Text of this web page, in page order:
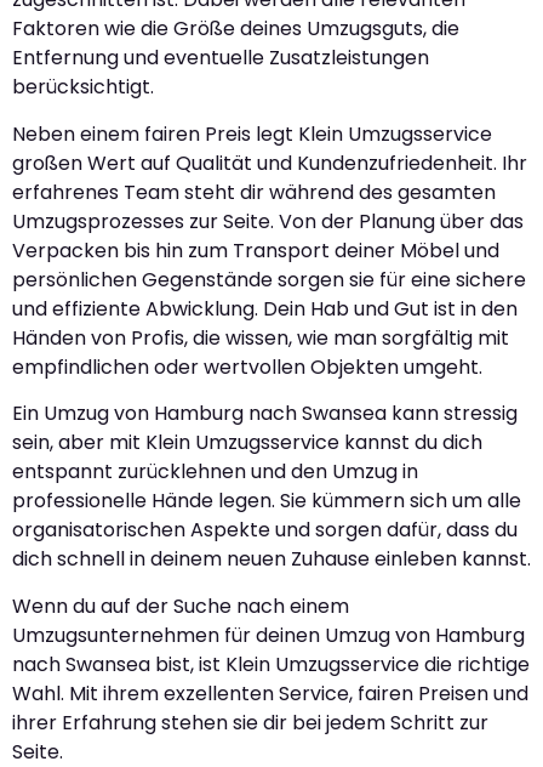
Faktoren wie die Größe deines Umzugsguts, die
Entfernung und eventuelle Zusatzleistungen
berücksichtigt.
Neben einem fairen Preis legt Klein Umzugsservice
großen Wert auf Qualität und Kundenzufriedenheit. Ihr
erfahrenes Team steht dir während des gesamten
Umzugsprozesses zur Seite. Von der Planung über das
Verpacken bis hin zum Transport deiner Möbel und
persönlichen Gegenstände sorgen sie für eine sichere
und effiziente Abwicklung. Dein Hab und Gut ist in den
Händen von Profis, die wissen, wie man sorgfältig mit
empfindlichen oder wertvollen Objekten umgeht.
Ein Umzug von Hamburg nach Swansea kann stressig
sein, aber mit Klein Umzugsservice kannst du dich
entspannt zurücklehnen und den Umzug in
professionelle Hände legen. Sie kümmern sich um alle
organisatorischen Aspekte und sorgen dafür, dass du
dich schnell in deinem neuen Zuhause einleben kannst.
Wenn du auf der Suche nach einem
Umzugsunternehmen für deinen Umzug von Hamburg
nach Swansea bist, ist Klein Umzugsservice die richtige
Wahl. Mit ihrem exzellenten Service, fairen Preisen und
ihrer Erfahrung stehen sie dir bei jedem Schritt zur
Seite.